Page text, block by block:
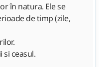
în natura. Ele se
de timp (zile,
ceasul.